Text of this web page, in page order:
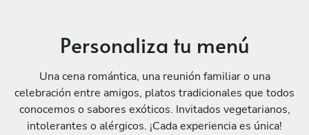
Personaliza tu menú
Una cena romántica, una reunión familiar o una
celebración entre amigos, platos tradicionales que todos
conocemos o sabores exóticos. Invitados vegetarianos,
intolerantes o alérgicos. ¡Cada experiencia es única!